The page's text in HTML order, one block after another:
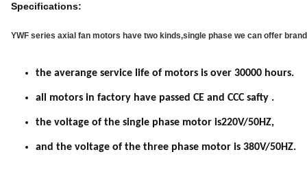
Specifications:
YWF series axial fan motors have two kinds,single phase we can offer
the averange service life of motors is over 30000 hours.
all motors in factory have passed CE and CCC safty .
the voltage of the single phase motor is220V/50HZ,
and the voltage of the three phase motor is 380V/50HZ.